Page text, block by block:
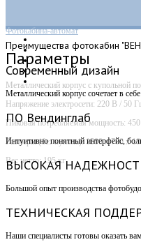
Фотокабина-автомат
Параметры
Металлический корпус с купольной
Напряжение электросети: 220 В / 50
Пиковая потребляемая мощность:
Размеры (без купола): 1500 х 700 х
Вес нетто: 195 кг
Преимущества фотокабин
Современный дизайн
Металлический корпус сочетает в
ПО Вендинглаб
Интуитивно понятный интерфейс,
ВЫСОКАЯ
Большой опыт производства
ТЕХНИЧЕСКАЯ
Наши специалисты готовы оказать